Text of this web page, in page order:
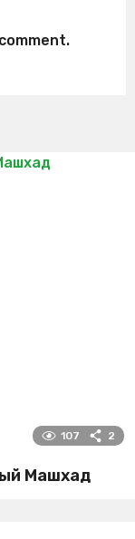
107 2
Машхад